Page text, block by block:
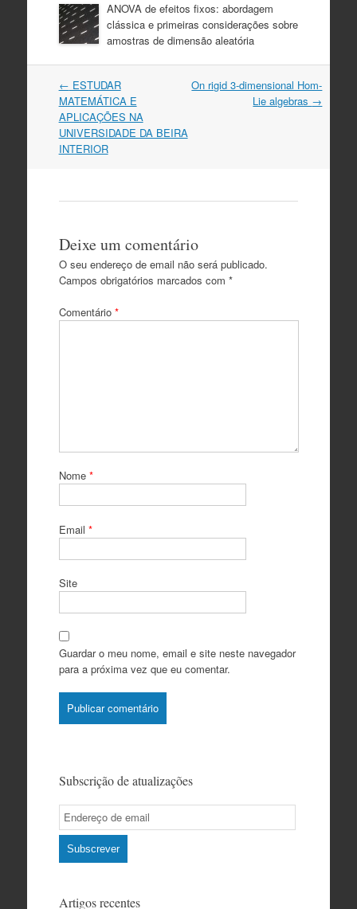
ANOVA de efeitos fixos: abordagem
clássica e primeiras considerações sobre
amostras de dimensão aleatória
Post
navigation
← ESTUDAR
MATEMÁTICA E
APLICAÇÕES NA
UNIVERSIDADE DA BEIRA
INTERIOR
On rigid 3-dimensional Hom-
Lie algebras →
Deixe um comentário
O seu endereço de email não será publicado.
Campos obrigatórios marcados com *
Comentário *
Nome *
Email *
Site
Guardar o meu nome, email e site neste navegador
para a próxima vez que eu comentar.
Subscrição de atualizações
Email
Subscription
Subscrever
Artigos recentes